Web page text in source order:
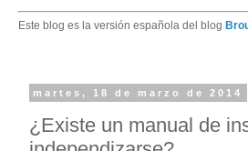
Este blog es la versión española del blog
martes, 18 de marzo de 2014
¿Existe un manual de